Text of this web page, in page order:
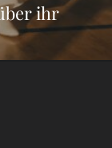
ihr